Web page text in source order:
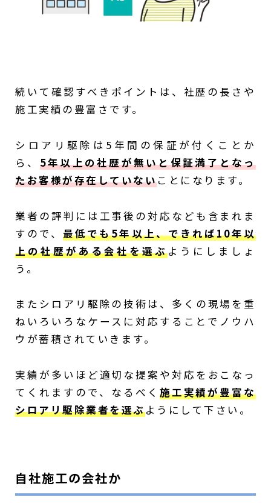
続いて確認すべきポイントは、社歴の長さや
施工実績の豊富さです。
シロアリ駆除は5年間の保証が付くことか
ら、 5年以上の社歴が無いと保証満了となっ
たお客様が存在していないことになります。
業者の評判には工事後の対応なども含まれま
すので、最低でも5年以上、できれば10年以
上の社歴がある会社を選ぶようにしましょ
う。
またシロアリ駆除の技術は、多くの現場を重
ねいろいろなケースに対応することでノウハ
ウが蓄積されていきます。
実績が多いほど適切な提案や対応をおこなっ
てくれますので、なるべく 施工実績が豊富な
シロアリ駆除業者を選ぶようにして下さい。
自社施工の会社か